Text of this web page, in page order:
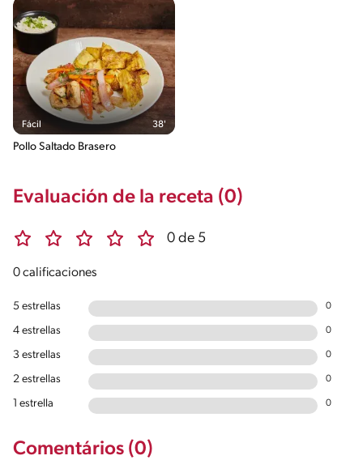
Fácil 38'
Pollo Saltado Brasero
Evaluación de la receta (0)
0 de 5
0 calificaciones
5 estrellas 0
4 estrellas 0
3 estrellas 0
2 estrellas 0
1 estrella 0
Comentários (0)